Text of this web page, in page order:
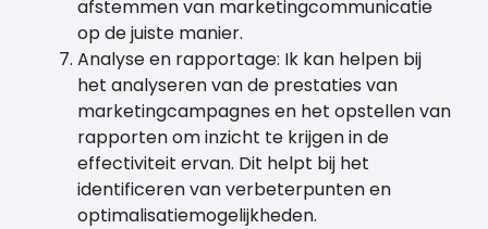
afstemmen van marketingcommunicatie
op de juiste manier.
Analyse en rapportage: Ik kan helpen bij
het analyseren van de prestaties van
marketingcampagnes en het opstellen van
rapporten om inzicht te krijgen in de
effectiviteit ervan. Dit helpt bij het
identificeren van verbeterpunten en
optimalisatiemogelijkheden.